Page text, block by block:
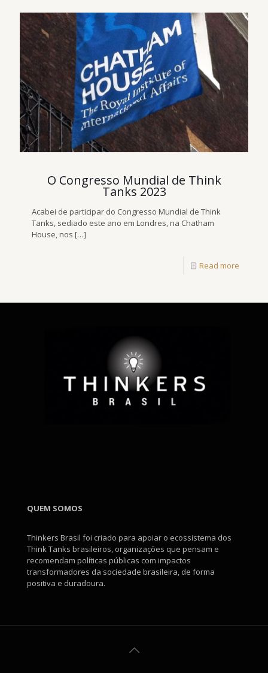
O Congresso Mundial de Think
Tanks 2023
Acabei de participar do Congresso Mundial de Think
Tanks, sediado este ano em Londres, na Chatham
House, nos […]
Read more
QUEM SOMOS
Thinkers Brasil foi criado para apoiar o ecossistema dos
Think Tanks brasileiros, organizações que pensam e
recomendam políticas públicas com impactos
transformadores da sociedade brasileira, de forma
positiva e duradoura.